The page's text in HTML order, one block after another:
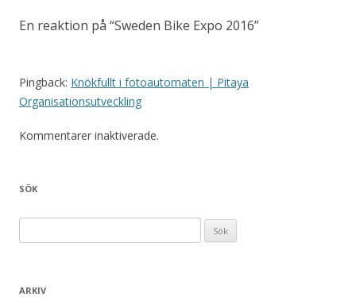
En reaktion på “Sweden Bike Expo 2016”
Pingback: Knökfullt i fotoautomaten | Pitaya
Organisationsutveckling
Kommentarer inaktiverade.
SÖK
ARKIV